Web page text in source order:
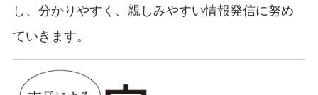
し、分かりやすく、親しみやすい情報発信に努め
ていきます。